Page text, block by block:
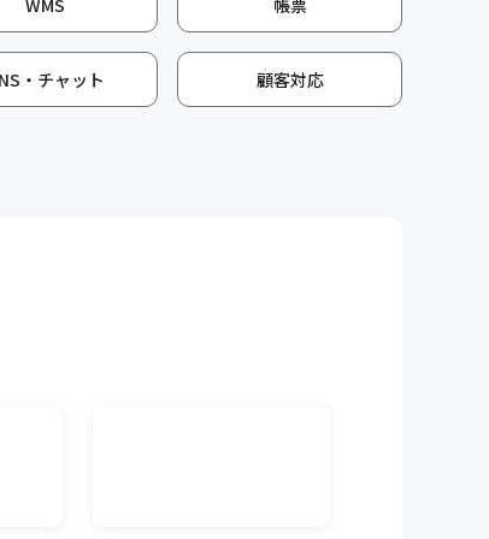
金データを取り込んで受注データと
す。
ルアドレスに出荷完了などのメール
WMS 帳票
・チャット 顧客対応